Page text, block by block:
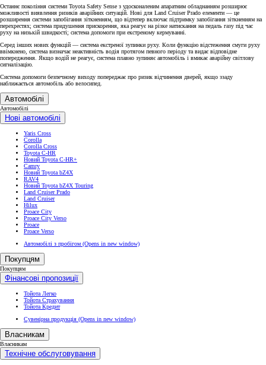
Останнє покоління системи Toyota Safety Sense з удосконаленим апаратним обладнанням розширює
можливості виявлення ризиків аварійних ситуацій. Нові для Land Cruiser Prado елементи — це
розширення системи запобігання зіткненням, що відтепер включає підтримку запобігання зіткненням на
перехрестях; система придушення прискорення, яка реагує на різке натискання на педаль газу під час
руху на низькій швидкості; система допомоги при екстреному кермуванні.
Серед інших нових функцій — система екстреної зупинки руху. Коли функцію відстеження смуги руху
ввімкнено, система визначає неактивність водія протягом певного періоду та видає відповідне
попередження. Якщо водій не реагує, система плавно зупиняє автомобіль і вмикає аварійну світлову
сигналізацію.
Система допомоги безпечному виходу попереджає про ризик відчинення дверей, якщо ззаду
наближається автомобіль або велосипед.
Автомобілі
Автомобілі
Нові автомобілі
Yaris Cross
Corolla
Corolla Cross
Toyota C-HR
Новий Toyota C-HR+
Camry
Новий Toyota bZ4X
RAV4
Новий Toyota bZ4X Touring
Land Cruiser Prado
Land Cruiser
Hilux
Proace City
Proace City Verso
Proace
Proace Verso
Автомобілі з пробігом (Opens in new window)
Покупцям
Покупцям
Фінансові пропозиції
Тойота Легко
Тойота Страхування
Тойота Кредит
Сувенірна продукція (Opens in new window)
Власникам
Власникам
Технічне обслуговування